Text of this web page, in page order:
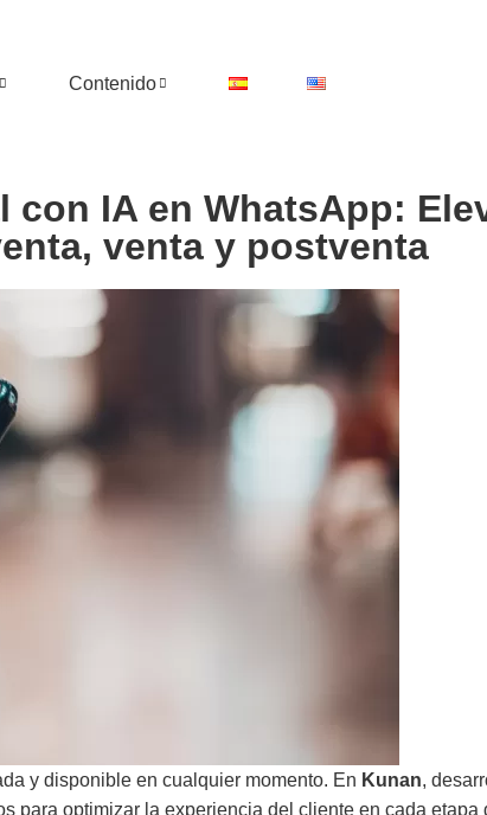
Contenido
IA en WhatsApp:
venta y postventa
y disponible en cualquier momento. En Kunan,
para optimizar la experiencia del cliente en cada etapa